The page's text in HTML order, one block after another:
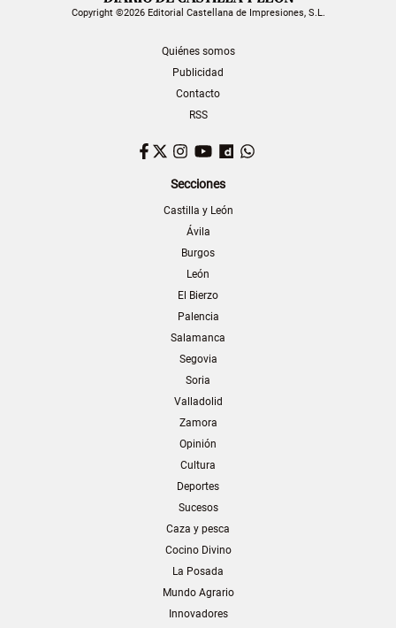
Copyright ©2026 Editorial Castellana de Impresiones, S.L.
Quiénes somos
Publicidad
Contacto
RSS
Facebook
TwitterInstagram
YouTubeDailymotion
Secciones
Castilla y León
Ávila
Burgos
León
El Bierzo
Palencia
Salamanca
Segovia
Soria
Valladolid
Zamora
Opinión
Cultura
Deportes
Sucesos
Caza y pesca
Cocino Divino
La Posada
Mundo Agrario
Innovadores